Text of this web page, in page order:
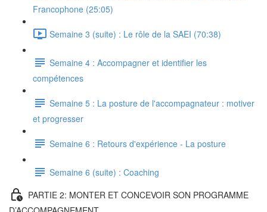
Francophone (25:05)
Semaine 3 (suite) : Le rôle de la SAEI (70:38)
Semaine 4 : Accompagner et identifier les
compétences
Semaine 5 : La posture de l'accompagnateur : motiver
et progresser
Semaine 6 : Retours d'expérience - La posture
Semaine 6 (suite) : Coaching
PARTIE 2: MONTER ET CONCEVOIR SON PROGRAMME